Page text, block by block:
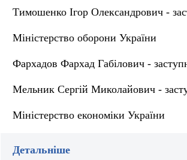
Тимошенко Ігор Олександрович -
Міністерство оборони України
Фархадов Фархад Габілович -
Мельник Сергій Миколайович -
Міністерство економіки України
Детальніше